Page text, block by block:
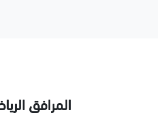
المرافق